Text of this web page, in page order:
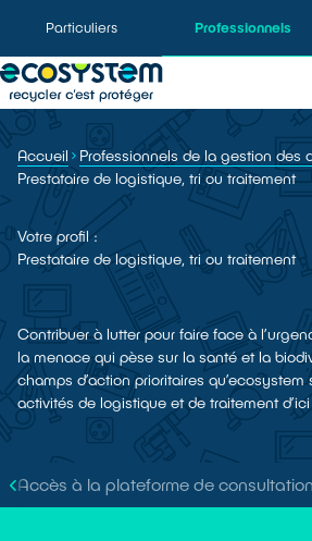
Particuliers Professionnels
Accueil
Professionnels de la gestion des
Prestataire de logistique, tri ou traitement
Votre profil :
Prestataire de logistique, tri ou traitement
Contribuer à lutter pour faire face à
la menace qui pèse sur la santé et la
champs d’action prioritaires qu’ecosystem
activités de logistique et de traitement
Accès à la plateforme de consultation